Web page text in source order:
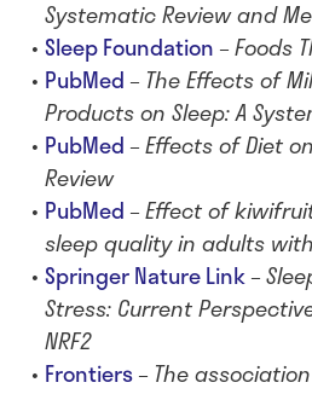
Systematic Review and
Sleep Foundation –Foods
PubMed – The Effects of
Products on Sleep: A
PubMed –Effects of Diet
Review
PubMed –Effect of
sleep quality in adults
Springer Nature Link–
Stress: Current
NRF2
Frontiers– The